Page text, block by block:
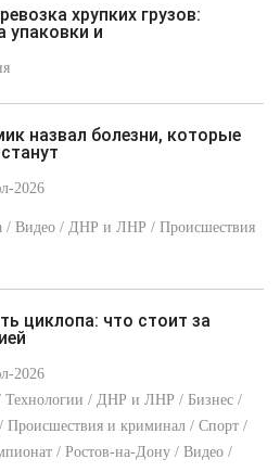
упаковки и
2026
/ Видео / ДНР и ЛНР / Происшествия
2026
Технологии / ДНР и ЛНР / Бизнес /
и криминал / Спорт /
/ Ростов-на-Дону / Видео /